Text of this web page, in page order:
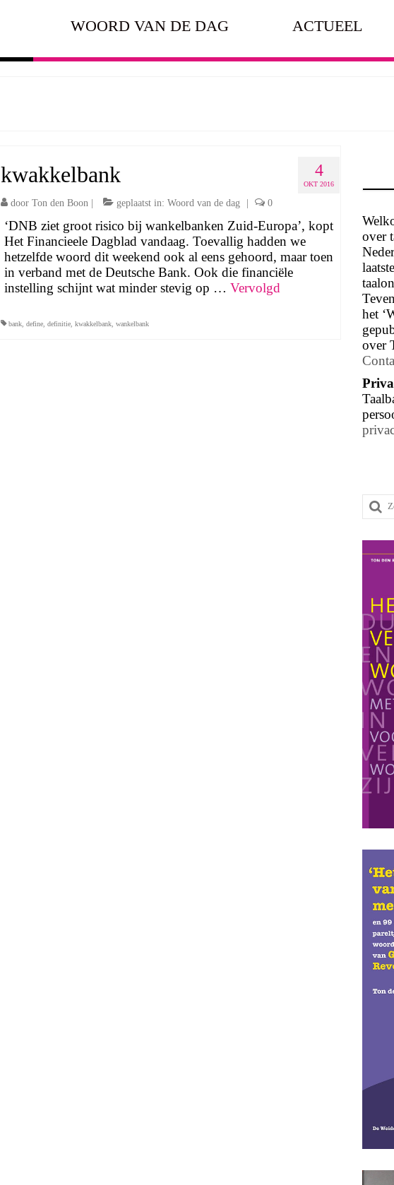
WOORD VAN DE DAG ACTUEEL
4
OKT 2016
kwakkelbank
door Ton den Boon| geplaatst in: Woord van de dag 0
‘DNB ziet groot risico bij wankelbanken Zuid-Europa’, kopt
Het Financieele Dagblad vandaag. Toevallig hadden we
hetzelfde woord dit weekend ook al eens gehoord, maar toen
in verband met de Deutsche Bank. Ook die financiële
instelling schijnt wat minder stevig op … Vervolgd
bank, define, definitie, kwakkelbank, wankelbank
over
het
over
naar: